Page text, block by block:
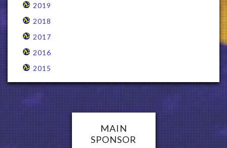
2019
2018
2017
2016
2015
MAIN
SPONSOR